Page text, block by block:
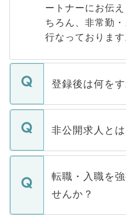
ートナーにお伝
ちろん、非常勤
行なっております
登録後は何を
ご登録いただき
登録内容を確認
ます。通常、5営
いただきますの
非公開求人と
マイナビ
うち約3割は、
けない「非公開
下記の理由によ
転職・入職を
せんか？